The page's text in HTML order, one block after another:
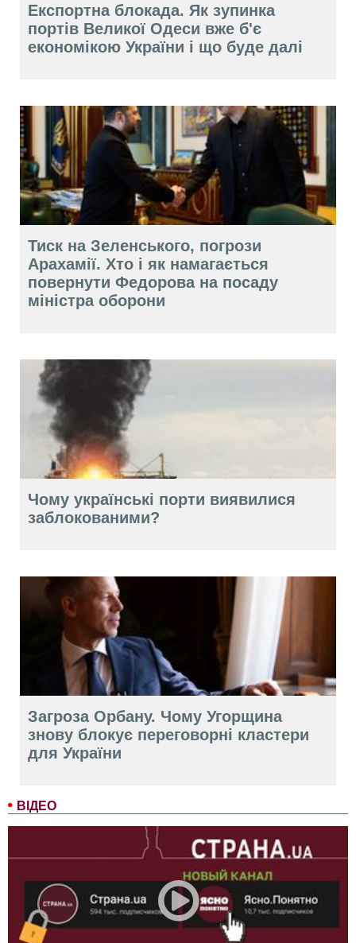
ВІДЕО
Експортна блокада. Як зупинка
портів Великої Одеси вже б'є
економікою України і що буде далі
Тиск на Зеленського, погрози
Арахамії. Хто і як намагається
повернути Федорова на посаду
міністра оборони
Чому українські порти виявилися
заблокованими?
Загроза Орбану. Чому Угорщина
знову блокує переговорні кластери
для України